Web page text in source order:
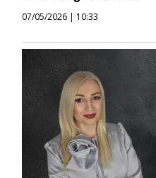
07/05/2026 | 10:33